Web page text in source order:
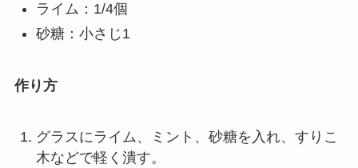
ライム：1/4個
砂糖：小さじ1
作り方
グラスにライム、ミント、砂糖を入れ、すりこ
木などで軽く潰す。